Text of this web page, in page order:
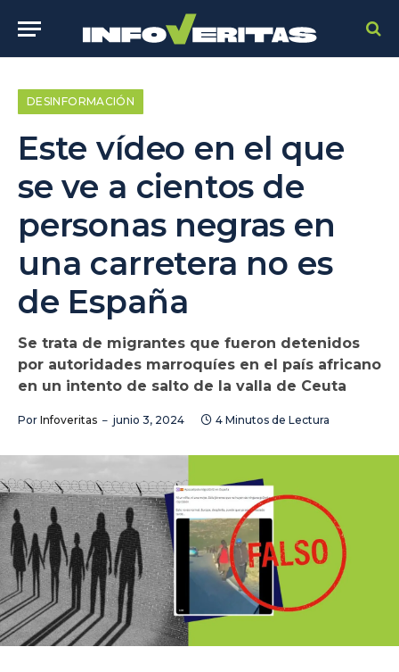
DESINFORMACIÓN
Este vídeo en el que
se ve a cientos de
personas negras en
una carretera no es
de España
Se trata de migrantes que fueron detenidos
por autoridades marroquíes en el país africano
en un intento de salto de la valla de Ceuta
Por Infoveritas junio 3, 2024 4 Minutos de Lectura